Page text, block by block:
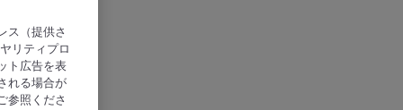
ス（提供さ
リティプロ
ト広告を表
れる場合が
参照くださ